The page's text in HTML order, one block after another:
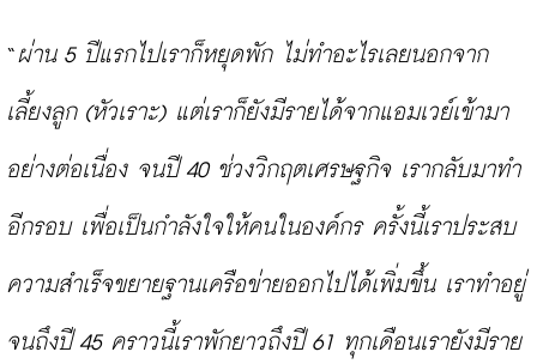
“ผ่าน 5 ปีแรกไปเราก็หยุดพัก ไม่ทำอะไรเลยนอกจาก
เลี้ยงลูก (หัวเราะ) แต่เราก็ยังมีรายได้จากแอมเวย์เข้ามา
อย่างต่อเนื่อง จนปี 40 ช่วงวิกฤตเศรษฐกิจ เรากลับมาทำ
อีกรอบ เพื่อเป็นกำลังใจให้คนในองค์กร ครั้งนี้เราประสบ
ความสำเร็จขยายฐานเครือข่ายออกไปได้เพิ่มขึ้น เราทำอยู่
จนถึงปี 45 คราวนี้เราพักยาวถึงปี 61 ทุกเดือนเรายังมีราย